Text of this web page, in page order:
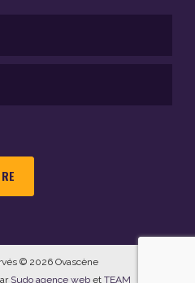
© 2026 Ovascène
Sudo agence webet TEAM